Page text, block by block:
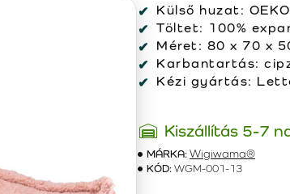
Külső huzat:
Töltet: 100%
Méret: 80 x 70 x
Karbantartás:
Kézi gyártás:
Kiszállítás 5-7
MÁRKA:Wigiwama®
KÓD:WGM-001-13